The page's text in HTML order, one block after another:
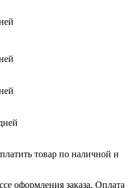
товар по наличной и
оформления заказа. Оплата